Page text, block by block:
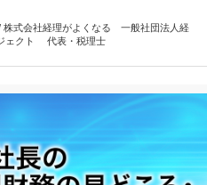
株式会社経理がよくなる 一般社団法人経
ェクト 代表・税理士